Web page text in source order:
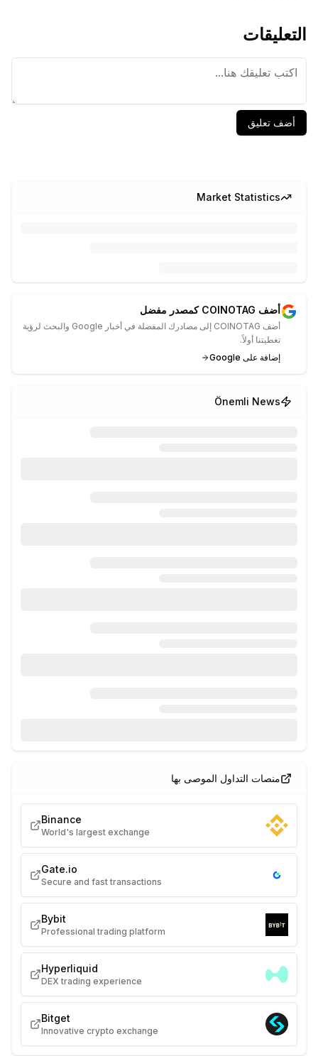
التعليقات
أضف تعليق
Market Statistics
أضف COINOTAG كمصدر مفضل
أضف COINOTAG إلى مصادرك المفضلة في أخبار Google والبحث لرؤية
تغطيتنا أولاً.
إضافة على Google
Önemli News
منصات التداول الموصى بها
Binance
World's largest exchange
Gate.io
Secure and fast transactions
Bybit
Professional trading platform
Hyperliquid
DEX trading experience
Bitget
Innovative crypto exchange